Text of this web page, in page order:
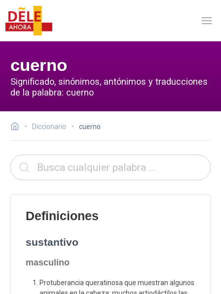
cuerno
Significado, sinónimos, antónimos y traducciones
de la palabra: cuerno
Diccionario cuerno
Definiciones
sustantivo
masculino
Protuberancia queratinosa que muestran algunos